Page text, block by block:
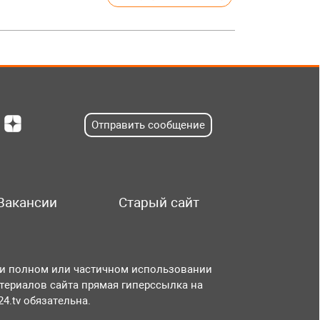
Отправить сообщение
Старый сайт
полном или частичном использовании
сайта прямая гиперссылка на
обязательна.